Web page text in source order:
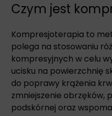
Czym jest
Kompresjoterapia to
polega na stosowaniu
kompresyjnych w celu
ucisku na powierzchnię
do poprawy krążenia
zmniejszenie obrzęków,
podskórnej oraz